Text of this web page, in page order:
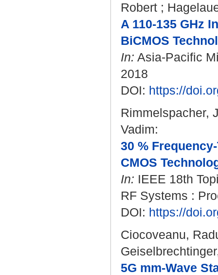
Robert ;
A 110-135 GHz
BiCMOS
In: Asia-Pacific
2018
DOI: https://
Rimmelspacher,
Vadim:
30 %
CMOS
In: IEEE 18th
RF Systems :
DOI: https://
Ciocoveanu,
5G mm-Wave